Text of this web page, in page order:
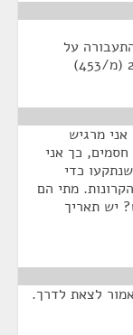
על
מרגיש
כך אני
כדי
מתי הם
יש תאריך
לצאת לדרך.